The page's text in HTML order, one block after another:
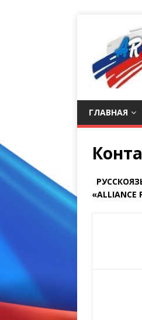
ГЛАВНАЯ
«ALLIANCE